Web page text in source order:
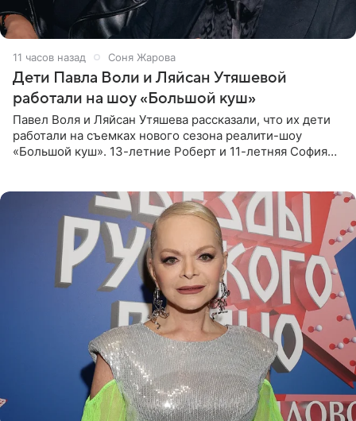
11 часов назад Соня Жарова
Дети Павла Воли и Ляйсан Утяшевой
работали на шоу «Большой куш»
Павел Воля и Ляйсан Утяшева рассказали, что их дети
работали на съемках нового сезона реалити-шоу
«Большой куш». 13-летние Роберт и 11-летняя София